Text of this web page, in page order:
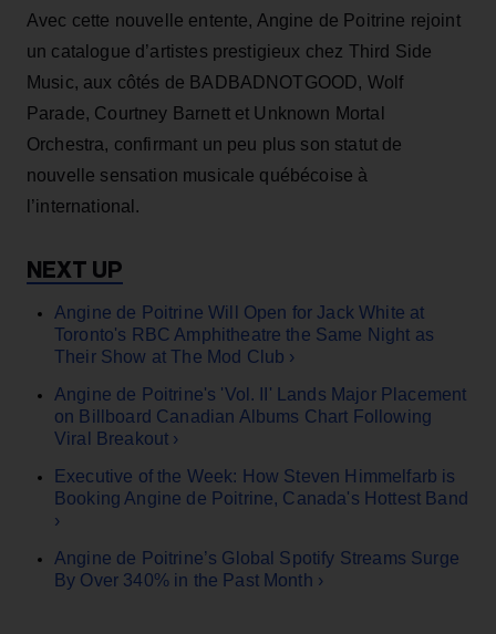
Avec cette nouvelle entente, Angine de Poitrine rejoint
un catalogue d’artistes prestigieux chez Third Side
Music, aux côtés de BADBADNOTGOOD, Wolf
Parade, Courtney Barnett et Unknown Mortal
Orchestra, confirmant un peu plus son statut de
nouvelle sensation musicale québécoise à
l’international.
Angine de Poitrine Will Open for Jack White at
Toronto's RBC Amphitheatre the Same Night as
Their Show at The Mod Club ›
Angine de Poitrine's 'Vol. II' Lands Major Placement
on Billboard Canadian Albums Chart Following
Viral Breakout ›
Executive of the Week: How Steven Himmelfarb is
Booking Angine de Poitrine, Canada's Hottest Band
›
Angine de Poitrine’s Global Spotify Streams Surge
By Over 340% in the Past Month ›